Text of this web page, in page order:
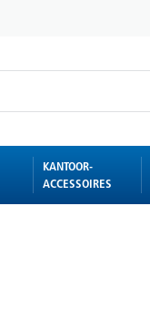
KANTOOR-
ACCESSOIRES